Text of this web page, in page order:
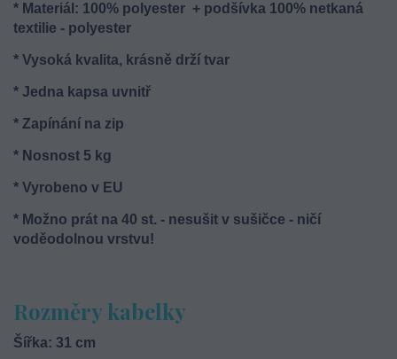
* Materiál: 100% polyester + podšívka 100% netkaná
textilie - polyester
* Vysoká kvalita, krásně drží tvar
* Jedna kapsa uvnitř
* Zapínání na zip
* Nosnost 5 kg
* Vyrobeno v EU
* Možno prát na 40 st. - nesušit v sušičce - ničí
voděodolnou vrstvu!
Rozměry kabelky
Šířka: 31 cm